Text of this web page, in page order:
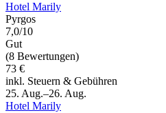
Hotel Marily
Pyrgos
7,0/10
Gut
(8 Bewertungen)
73 €
inkl. Steuern & Gebühren
25. Aug.–26. Aug.
Hotel Marily